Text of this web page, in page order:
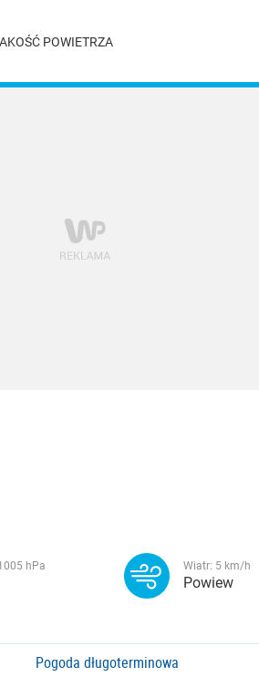
POWIETRZA
hPa Wiatr: 5 km/h
Powiew
Pogoda długoterminowa